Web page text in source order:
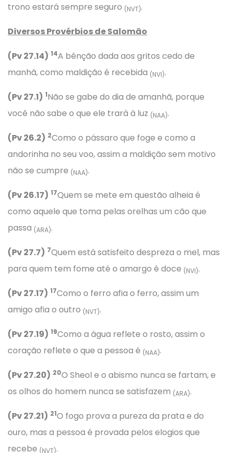
trono estará sempre seguro (NVT).
Diversos Provérbiosde Salomão
(Pv 27.14) 14A bênção dada aos gritos cedo de
manhã, como maldição é recebida (NVI).
(Pv 27.1) 1Não se gabe do dia de amanhã, porque
você não sabe o que ele trará à luz (NAA).
(Pv 26.2) 2Como o pássaro que foge e como a
andorinha no seu voo, assim a maldição sem motivo
não se cumpre (NAA).
(Pv 26.17) 17Quem se mete em questão alheia é
como aquele que toma pelas orelhas um cão que
passa (ARA).
(Pv 27.7) 7Quem está satisfeito despreza o mel, mas
para quem tem fome até o amargo é doce (NVI).
(Pv 27.17) 17Como o ferro afia o ferro, assim um
amigo afia o outro (NVT).
(Pv 27.19) 19Como a água reflete o rosto, assim o
coração reflete o que a pessoa é (NAA).
(Pv 27.20) 20O Sheol e o abismo nunca se fartam, e
os olhos do homem nunca se satisfazem (ARA).
(Pv 27.21) 21O fogo prova a pureza da prata e do
ouro, mas a pessoa é provada pelos elogios que
recebe (NVT).